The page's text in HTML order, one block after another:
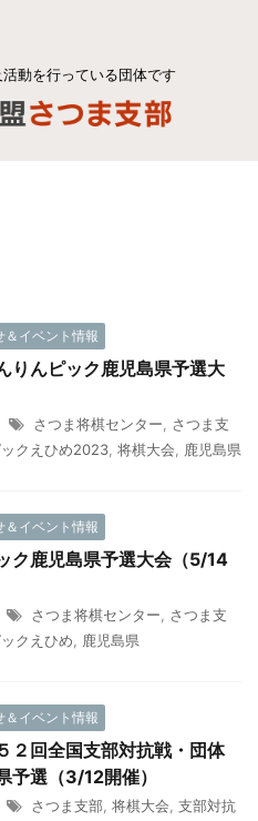
動を行っている団体です
＆イベント情報
りんピック鹿児島県予選大
さつま将棋センター
さつま支
クえひめ2023 将棋大会 鹿児島県
＆イベント情報
ク鹿児島県予選大会（5/14
さつま将棋センター
さつま支
クえひめ 鹿児島県
＆イベント情報
２回全国支部対抗戦・団体
選（3/12開催）
さつま支部 将棋大会 支部対抗